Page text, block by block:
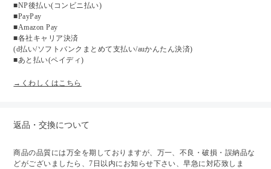
■NP後払い(コンビニ払い)
■PayPay
■Amazon Pay
■各社キャリア決済
(d払い/ソフトバンクまとめて支払い/auかんたん決済)
■あと払い(ペイディ)
→くわしくはこちら
返品・交換について
商品の品質には万全を期しておりますが、万一、不良・破損・誤納品な
どがございましたら、7日以内にお知らせ下さい、早急に対応致しま